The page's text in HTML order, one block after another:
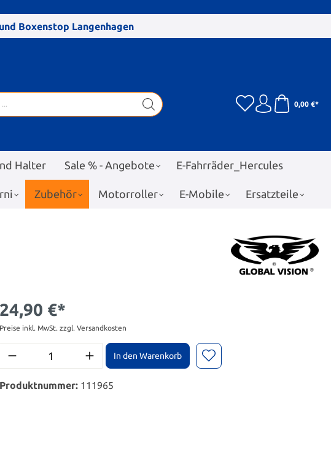
Boxenstop Langenhagen
0,00 €*
Halter Sale % - Angebote E-Fahrräder_Hercules
Zubehör Motorroller E-Mobile Ersatzteile
24,90 €*
Preise inkl. MwSt. zzgl. Versandkosten
In den Warenkorb
Produktnummer: 111965